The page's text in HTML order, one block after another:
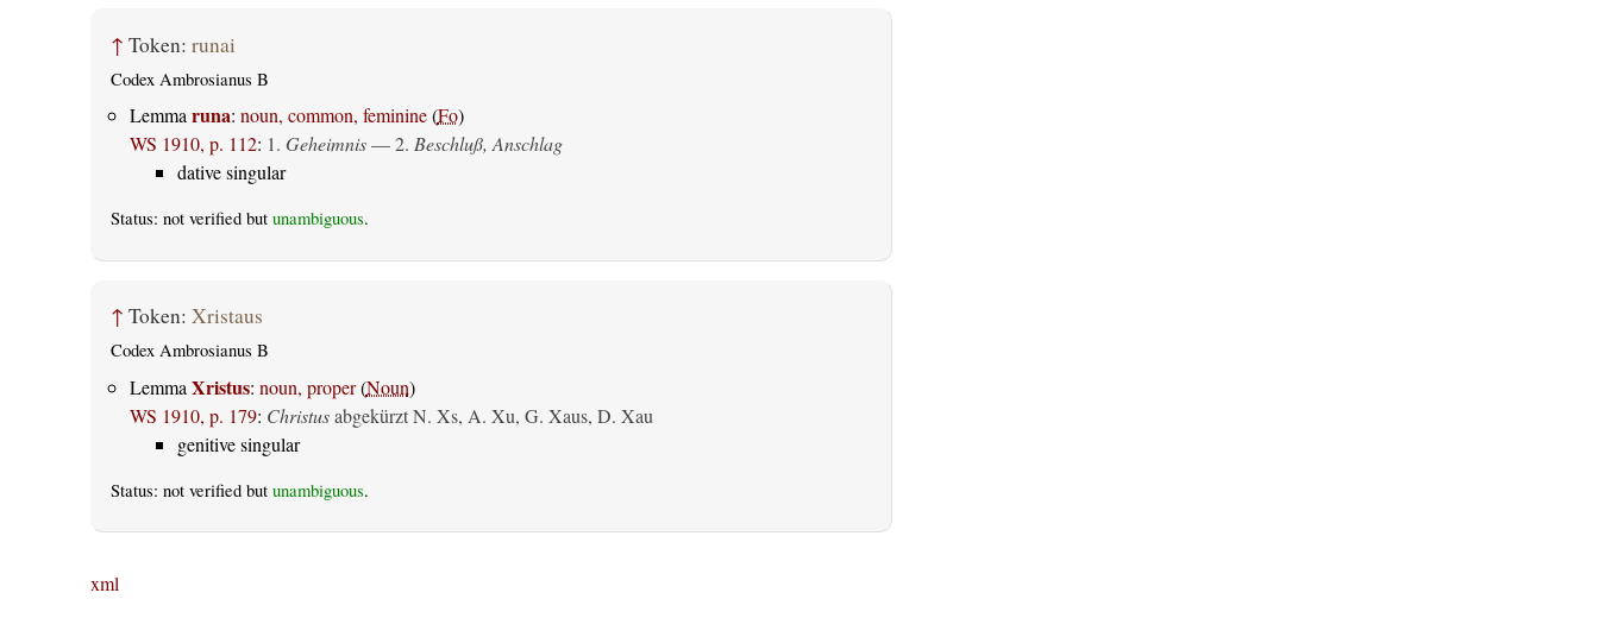
↑ Token: runai
Codex Ambrosianus B
Lemmaruna: noun, common, feminine(Fo)
WS 1910, p. 112: 1. Geheimnis— 2. Beschluß, Anschlag
dative singular
Status: not verified but unambiguous.
↑ Token: Xristaus
Codex Ambrosianus B
Lemma Xristus: noun, proper(Noun)
WS 1910, p. 179: Christusabgekürzt N. Xs, A. Xu, G. Xaus, D. Xau
genitive singular
Status: not verified but unambiguous.
xml